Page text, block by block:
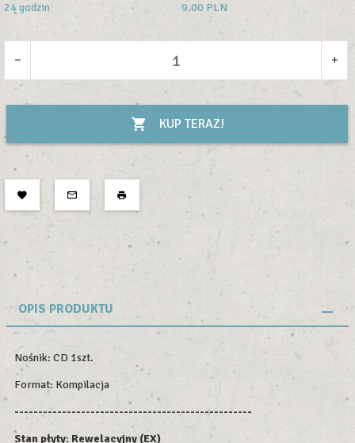
24 godzin
9.00 PLN
KUP TERAZ!
OPIS PRODUKTU
Nośnik: CD 1szt.
Format: Kompilacja
--------------------------------------------------
Stan płyty: Rewelacyjny (EX)